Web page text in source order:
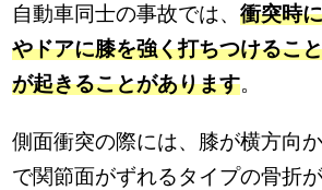
自動車同士の事故では、衝突時
やドアに膝を強く打ちつけるこ
が起きることがあります。
側面衝突の際には、膝が横方向
で関節面がずれるタイプの骨折